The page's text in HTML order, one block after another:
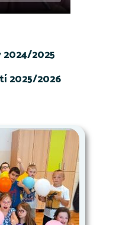
2025
2025/2026